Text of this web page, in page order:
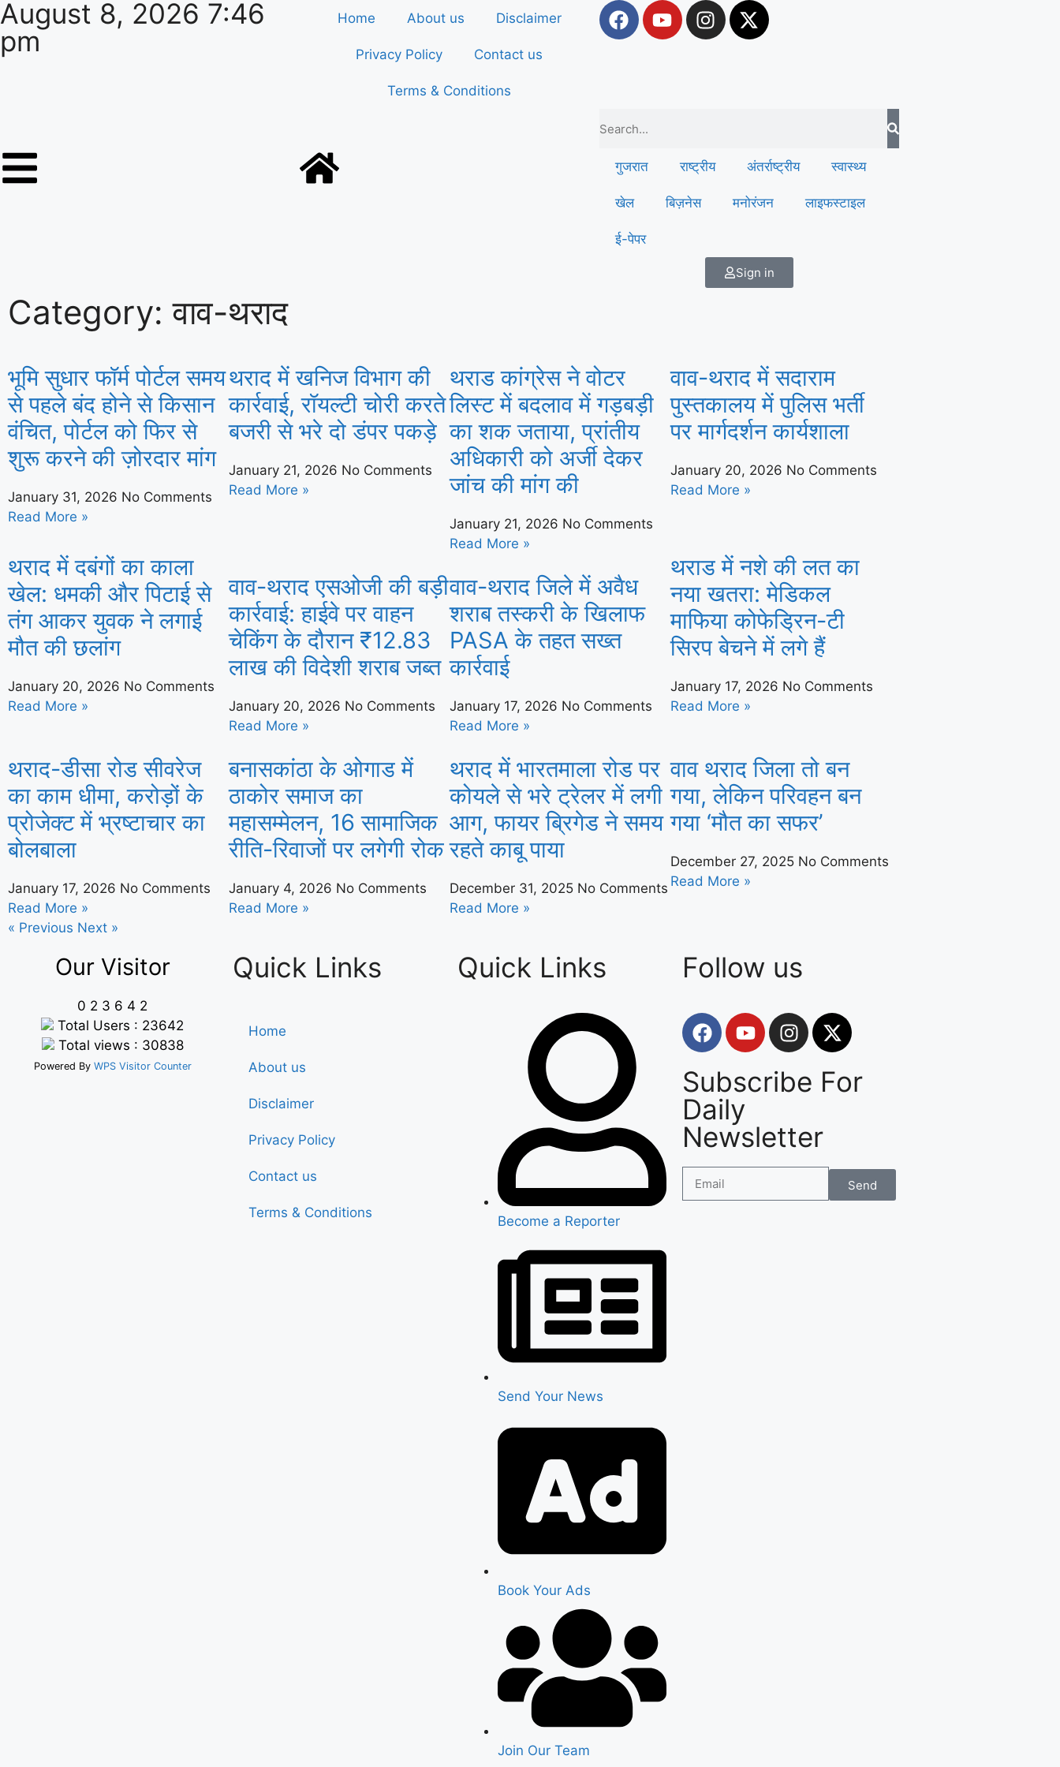
August 8, 2026 7:46
pm
Home About us Disclaimer
Privacy Policy Contact us
Terms & Conditions
गुजरात राष्ट्रीय अंतर्राष्ट्रीय स्वास्थ्य
खेल बिज़नेस मनोरंजन लाइफस्टाइल
ई-पेपर
Sign in
Category: वाव-थराद
भूमि सुधार फॉर्म पोर्टल समय
से पहले बंद होने से किसान
वंचित, पोर्टल को फिर से
शुरू करने की ज़ोरदार मांग
January 31, 2026 No Comments
Read More »
थराद में खनिज विभाग की
कार्रवाई, रॉयल्टी चोरी करते
बजरी से भरे दो डंपर पकड़े
January 21, 2026 No Comments
Read More »
थराड कांग्रेस ने वोटर
लिस्ट में बदलाव में गड़बड़ी
का शक जताया, प्रांतीय
अधिकारी को अर्जी देकर
जांच की मांग की
January 21, 2026 No Comments
Read More »
वाव-थराद में सदाराम
पुस्तकालय में पुलिस भर्ती
पर मार्गदर्शन कार्यशाला
January 20, 2026 No Comments
Read More »
थराद में दबंगों का काला
खेल: धमकी और पिटाई से
तंग आकर युवक ने लगाई
मौत की छलांग
January 20, 2026 No Comments
Read More »
वाव-थराद एसओजी की बड़ी
कार्रवाई: हाईवे पर वाहन
चेकिंग के दौरान ₹12.83
लाख की विदेशी शराब जब्त
January 20, 2026 No Comments
Read More »
वाव-थराद जिले में अवैध
शराब तस्करी के खिलाफ
PASA के तहत सख्त
कार्रवाई
January 17, 2026 No Comments
Read More »
थराड में नशे की लत का
नया खतरा: मेडिकल
माफिया कोफेड्रिन-टी
सिरप बेचने में लगे हैं
January 17, 2026 No Comments
Read More »
थराद-डीसा रोड सीवरेज
का काम धीमा, करोड़ों के
प्रोजेक्ट में भ्रष्टाचार का
बोलबाला
January 17, 2026 No Comments
Read More »
बनासकांठा के ओगाड में
ठाकोर समाज का
महासम्मेलन, 16 सामाजिक
रीति-रिवाजों पर लगेगी रोक
January 4, 2026 No Comments
Read More »
थराद में भारतमाला रोड पर
कोयले से भरे ट्रेलर में लगी
आग, फायर ब्रिगेड ने समय
रहते काबू पाया
December 31, 2025 No Comments
Read More »
वाव थराद जिला तो बन
गया, लेकिन परिवहन बन
गया ‘मौत का सफर’
December 27, 2025 No Comments
Read More »
« Previous Next »
Our Visitor
0 2 3 6 4 2
Total Users : 23642
Total views : 30838
Powered By WPS Visitor Counter
Quick Links
Home
About us
Disclaimer
Privacy Policy
Contact us
Terms & Conditions
Quick Links
Become a Reporter
Send Your News
Book Your Ads
Join Our Team
Follow us
Subscribe For
Daily
Newsletter
Send